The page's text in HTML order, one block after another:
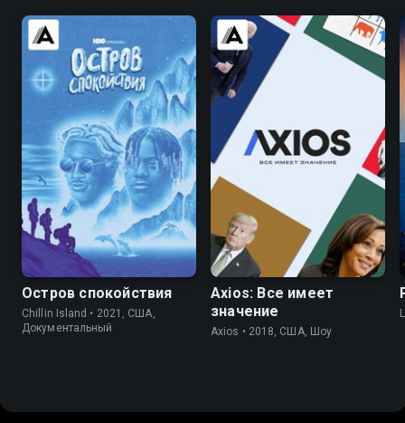
5.7
Остров спокойствия
Chillin Island • 2021, США,
Документальный
6.6
Axios: Все имеет
значение
Axios • 2018, США, Шоу